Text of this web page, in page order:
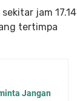
jam 17.14
tertimpa
Jangan